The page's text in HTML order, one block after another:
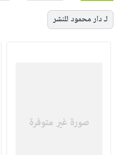
لـ دار محمود للنشر